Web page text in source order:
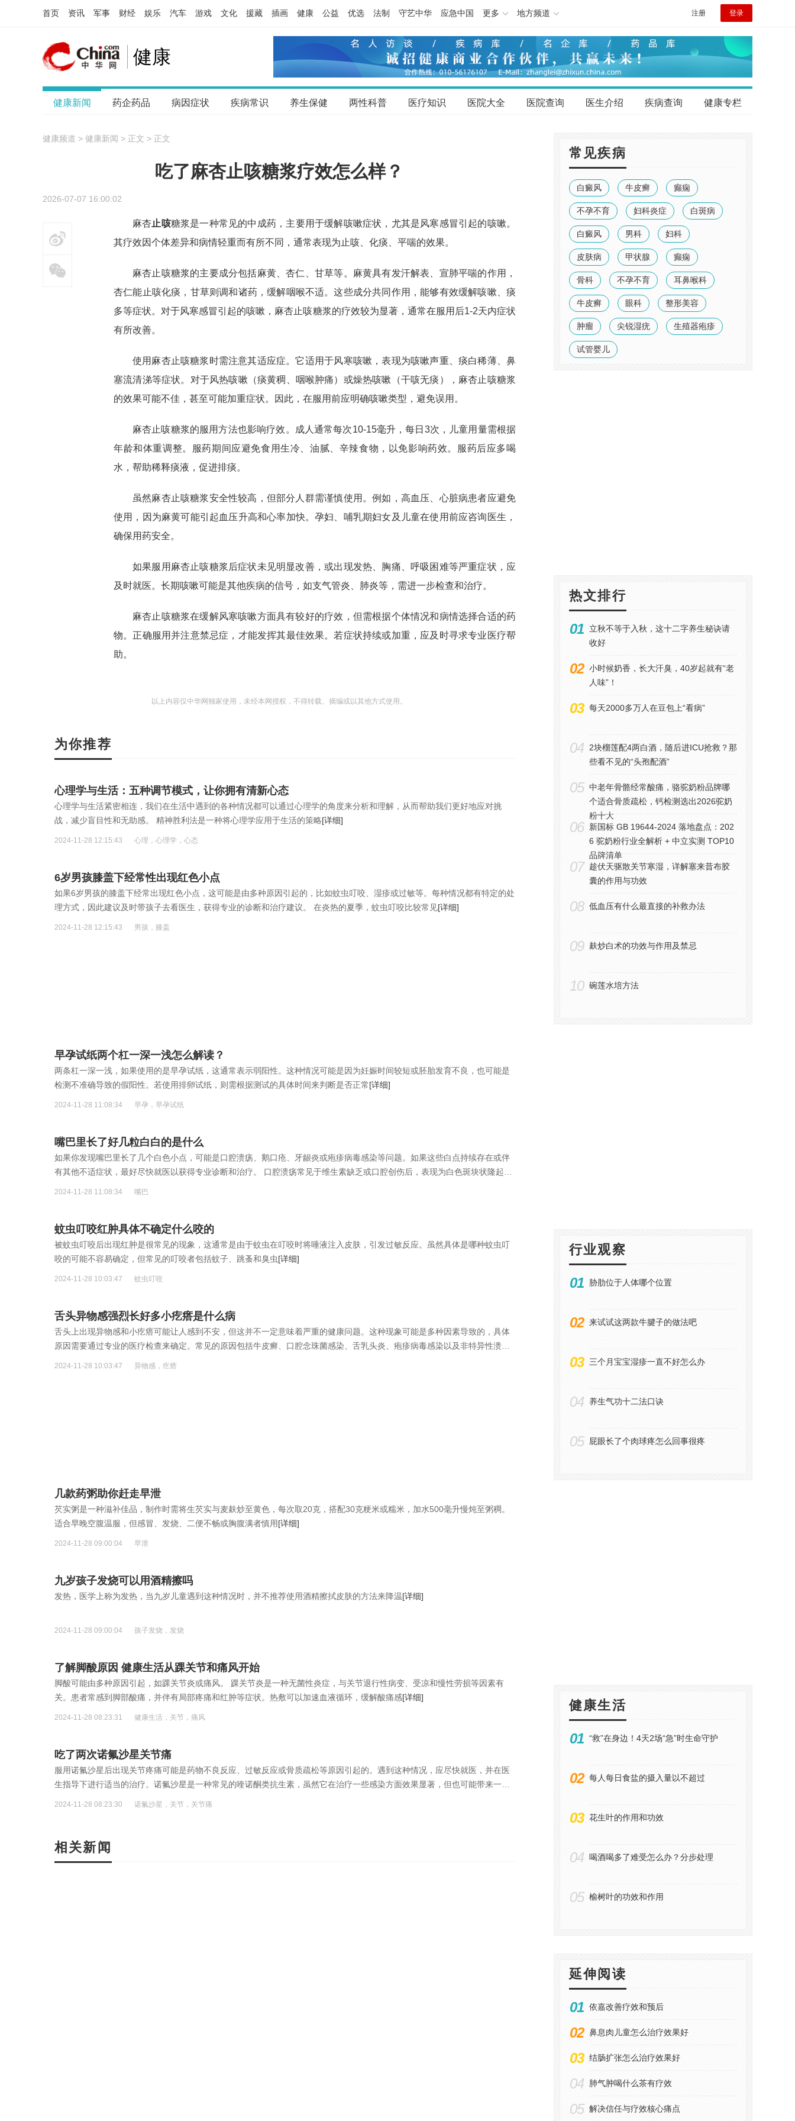
首页 资讯 军事 财经 娱乐 汽车 游戏 文化 援藏 插画 健康 公益 优选 法制 守艺中华 应急中国 更多 地方频道 注册 登录
健康
健康新闻 药企药品 病因症状 疾病常识 养生保健 两性科普 医疗知识 医院大全 医院查询 医生介绍 疾病查询 健康专栏
健康频道 > 健康新闻 > 正文 > 正文
吃了麻杏止咳糖浆疗效怎么样？
2026-07-07 16:00:02
麻杏止咳糖浆是一种常见的中成药，主要用于缓解咳嗽症状，尤其是风寒感冒引起的咳嗽。
其疗效因个体差异和病情轻重而有所不同，通常表现为止咳、化痰、平喘的效果。
麻杏止咳糖浆的主要成分包括麻黄、杏仁、甘草等。麻黄具有发汗解表、宣肺平喘的作用，
杏仁能止咳化痰，甘草则调和诸药，缓解咽喉不适。这些成分共同作用，能够有效缓解咳嗽、痰
多等症状。对于风寒感冒引起的咳嗽，麻杏止咳糖浆的疗效较为显著，通常在服用后1-2天内症状
有所改善。
使用麻杏止咳糖浆时需注意其适应症。它适用于风寒咳嗽，表现为咳嗽声重、痰白稀薄、鼻
塞流清涕等症状。对于风热咳嗽（痰黄稠、咽喉肿痛）或燥热咳嗽（干咳无痰），麻杏止咳糖浆
的效果可能不佳，甚至可能加重症状。因此，在服用前应明确咳嗽类型，避免误用。
麻杏止咳糖浆的服用方法也影响疗效。成人通常每次10-15毫升，每日3次，儿童用量需根据
年龄和体重调整。服药期间应避免食用生冷、油腻、辛辣食物，以免影响药效。服药后应多喝
水，帮助稀释痰液，促进排痰。
虽然麻杏止咳糖浆安全性较高，但部分人群需谨慎使用。例如，高血压、心脏病患者应避免
使用，因为麻黄可能引起血压升高和心率加快。孕妇、哺乳期妇女及儿童在使用前应咨询医生，
确保用药安全。
如果服用麻杏止咳糖浆后症状未见明显改善，或出现发热、胸痛、呼吸困难等严重症状，应
及时就医。长期咳嗽可能是其他疾病的信号，如支气管炎、肺炎等，需进一步检查和治疗。
麻杏止咳糖浆在缓解风寒咳嗽方面具有较好的疗效，但需根据个体情况和病情选择合适的药
物。正确服用并注意禁忌症，才能发挥其最佳效果。若症状持续或加重，应及时寻求专业医疗帮
助。
以上内容仅中华网独家使用，未经本网授权，不得转载、摘编或以其他方式使用。
为你推荐
心理学与生活：五种调节模式，让你拥有清新心态
心理学与生活紧密相连，我们在生活中遇到的各种情况都可以通过心理学的角度来分析和理解，从而帮助我们更好地应对挑
战，减少盲目性和无助感。 精神胜利法是一种将心理学应用于生活的策略[详细]
2024-11-28 12:15:43 心理，心理学，心态
6岁男孩膝盖下经常性出现红色小点
如果6岁男孩的膝盖下经常出现红色小点，这可能是由多种原因引起的，比如蚊虫叮咬、湿疹或过敏等。每种情况都有特定的处
理方式，因此建议及时带孩子去看医生，获得专业的诊断和治疗建议。 在炎热的夏季，蚊虫叮咬比较常见[详细]
2024-11-28 12:15:43 男孩，膝盖
早孕试纸两个杠一深一浅怎么解读？
两条杠一深一浅，如果使用的是早孕试纸，这通常表示弱阳性。这种情况可能是因为妊娠时间较短或胚胎发育不良，也可能是
检测不准确导致的假阳性。若使用排卵试纸，则需根据测试的具体时间来判断是否正常[详细]
2024-11-28 11:08:34 早孕，早孕试纸
嘴巴里长了好几粒白白的是什么
如果你发现嘴巴里长了几个白色小点，可能是口腔溃疡、鹅口疮、牙龈炎或疱疹病毒感染等问题。如果这些白点持续存在或伴
有其他不适症状，最好尽快就医以获得专业诊断和治疗。 口腔溃疡常见于维生素缺乏或口腔创伤后，表现为白色斑块状隆起，
2024-11-28 11:08:34 嘴巴
蚊虫叮咬红肿具体不确定什么咬的
被蚊虫叮咬后出现红肿是很常见的现象，这通常是由于蚊虫在叮咬时将唾液注入皮肤，引发过敏反应。虽然具体是哪种蚊虫叮
咬的可能不容易确定，但常见的叮咬者包括蚊子、跳蚤和臭虫[详细]
2024-11-28 10:03:47 蚊虫叮咬
舌头异物感强烈长好多小疙瘩是什么病
舌头上出现异物感和小疙瘩可能让人感到不安，但这并不一定意味着严重的健康问题。这种现象可能是多种因素导致的，具体
原因需要通过专业的医疗检查来确定。常见的原因包括牛皮癣、口腔念珠菌感染、舌乳头炎、疱疹病毒感染以及非特异性溃疡
2024-11-28 10:03:47 异物感，疙瘩
几款药粥助你赶走早泄
芡实粥是一种滋补佳品，制作时需将生芡实与麦麸炒至黄色，每次取20克，搭配30克粳米或糯米，加水500毫升慢炖至粥稠。
适合早晚空腹温服，但感冒、发烧、二便不畅或胸腹满者慎用[详细]
2024-11-28 09:00:04 早泄
九岁孩子发烧可以用酒精擦吗
发热，医学上称为发热，当九岁儿童遇到这种情况时，并不推荐使用酒精擦拭皮肤的方法来降温[详细]
2024-11-28 09:00:04 孩子发烧，发烧
了解脚酸原因 健康生活从踝关节和痛风开始
脚酸可能由多种原因引起，如踝关节炎或痛风。 踝关节炎是一种无菌性炎症，与关节退行性病变、受凉和慢性劳损等因素有
关。患者常感到脚部酸痛，并伴有局部疼痛和红肿等症状。热敷可以加速血液循环，缓解酸痛感[详细]
2024-11-28 08:23:31 健康生活，关节，痛风
吃了两次诺氟沙星关节痛
服用诺氟沙星后出现关节疼痛可能是药物不良反应、过敏反应或骨质疏松等原因引起的。遇到这种情况，应尽快就医，并在医
生指导下进行适当的治疗。诺氟沙星是一种常见的喹诺酮类抗生素，虽然它在治疗一些感染方面效果显著，但也可能带来一些
2024-11-28 08:23:30 诺氟沙星，关节，关节痛
相关新闻
常见疾病
白癜风 牛皮癣 癫痫
不孕不育 妇科炎症 白斑病
白癜风 男科 妇科
皮肤病 甲状腺 癫痫
骨科 不孕不育 耳鼻喉科
牛皮癣 眼科 整形美容
肿瘤 尖锐湿疣 生殖器疱疹
试管婴儿
热文排行
01
立秋不等于入秋，这十二字养生秘诀请
收好
02 小时候奶香，长大汗臭，40岁起就有“老
人味”！
03 每天2000多万人在豆包上“看病”
04
2块榴莲配4两白酒，随后进ICU抢救？那
些看不见的“头孢配酒”
05 ​中老年骨骼经常酸痛，骆驼奶粉品牌哪
个适合骨质疏松，钙检测选出2026驼奶
粉十大
06
新国标 GB 19644-2024 落地盘点：202
6 驼奶粉行业全解析 + 中立实测 TOP10
品牌清单
07
趁伏天驱散关节寒湿，详解塞来昔布胶
囊的作用与功效
08 低血压有什么最直接的补救办法
09 麸炒白术的功效与作用及禁忌
10 碗莲水培方法
行业观察
01 胁肋位于人体哪个位置
02 来试试这两款牛腱子的做法吧
03 三个月宝宝湿疹一直不好怎么办
04 养生气功十二法口诀
05 屁眼长了个肉球疼怎么回事很疼
健康生活
01 “救”在身边！4天2场“急”时生命守护
02 每人每日食盐的摄入量以不超过
03 花生叶的作用和功效
04 喝酒喝多了难受怎么办？分步处理
05 榆树叶的功效和作用
延伸阅读
01 依嘉改善疗效和预后
02 鼻息肉儿童怎么治疗效果好
03 结肠扩张怎么治疗效果好
04 肺气肿喝什么茶有疗效
05 解决信任与疗效核心痛点